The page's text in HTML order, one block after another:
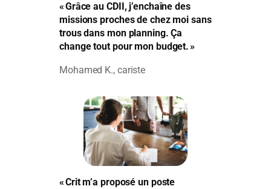
« Grâce au CDII, j’enchaîne des
missions proches de chez moi sans
trous dans mon planning. Ça
change tout pour mon budget. »
Mohamed K., cariste
« Crit m’a proposé un poste